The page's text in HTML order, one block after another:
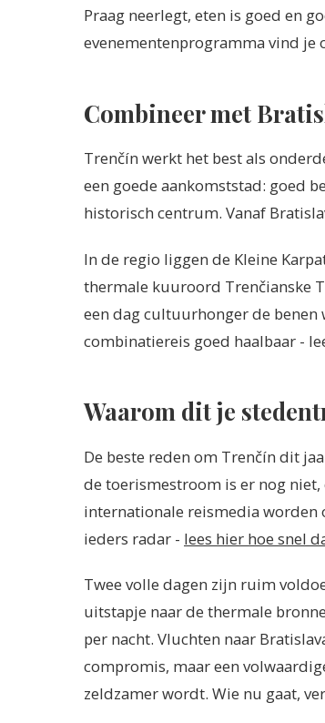
Praag neerlegt, eten is goed en
evenementenprogramma vind je
Combineer met
Trenčín werkt het best als
een goede aankomststad: goed
historisch centrum. Vanaf
In de regio liggen de Kleine
thermale kuuroord Trenčianske
een dag cultuurhonger de
combinatiereis goed haalbaar -
Waarom dit je
De beste reden om Trenčín dit
de toerismestroom is er nog
internationale reismedia worden
ieders radar - lees hier hoe snel
Twee volle dagen zijn ruim
uitstapje naar de thermale
per nacht. Vluchten naar
compromis, maar een
zeldzamer wordt. Wie nu gaat,